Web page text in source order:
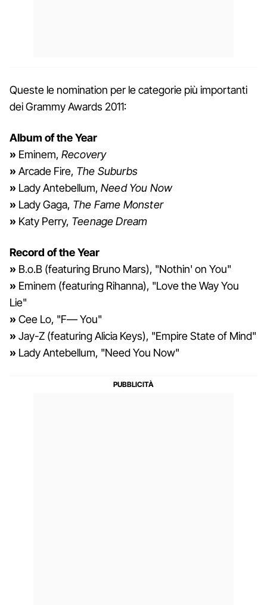
Queste le nomination per le categorie più importanti
dei Grammy Awards 2011:
Album of the Year
» Eminem, Recovery
» Arcade Fire, The Suburbs
» Lady Antebellum, Need You Now
» Lady Gaga, The Fame Monster
» Katy Perry, Teenage Dream
Record of the Year
» B.o.B (featuring Bruno Mars), "Nothin' on You"
» Eminem (featuring Rihanna), "Love the Way You
Lie"
» Cee Lo, "F— You"
» Jay-Z (featuring Alicia Keys), "Empire State of Mind"
» Lady Antebellum, "Need You Now"